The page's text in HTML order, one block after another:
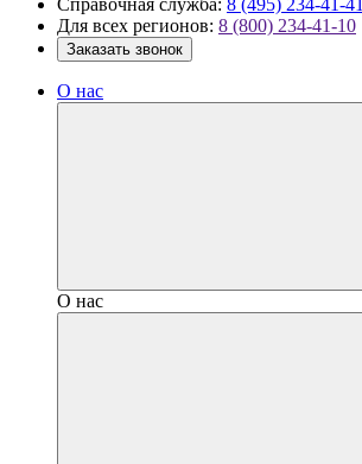
Справочная служба: 8 (495) 234-41-41
Для всех регионов: 8 (800) 234-41-10
Заказать звонок
О нас
О нас